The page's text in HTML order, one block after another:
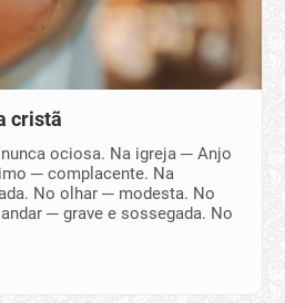
cristã
ociosa. Na igreja ─ Anjo
─ complacente. Na
No olhar ─ modesta. No
─ grave e sossegada. No